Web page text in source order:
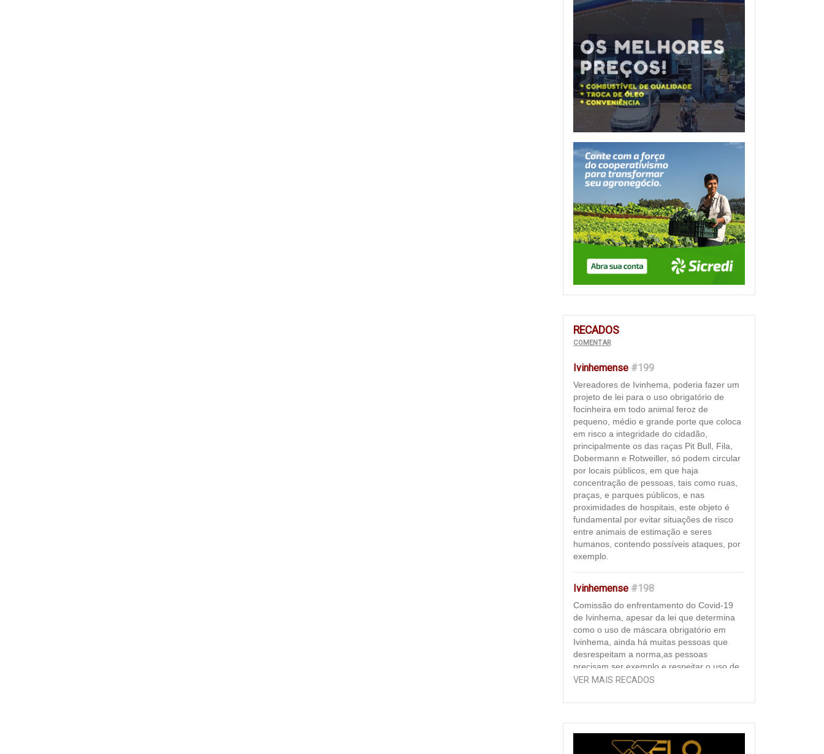
RECADOS
COMENTAR
Ivinhemense #199
Vereadores de Ivinhema, poderia fazer um
projeto de lei para o uso obrigatório de
focinheira em todo animal feroz de
pequeno, médio e grande porte que coloca
em risco a integridade do cidadão,
principalmente os das raças Pit Bull, Fila,
Dobermann e Rotweiller, só podem circular
por locais públicos, em que haja
concentração de pessoas, tais como ruas,
praças, e parques públicos, e nas
proximidades de hospitais, este objeto é
fundamental por evitar situações de risco
entre animais de estimação e seres
humanos, contendo possíveis ataques, por
exemplo.
Ivinhemense #198
Comissão do enfrentamento do Covid-19
de Ivinhema, apesar da lei que determina
como o uso de máscara obrigatório em
Ivinhema, ainda há muitas pessoas que
desrespeitam a norma,as pessoas
precisam ser exemplo e respeitar o uso de
máscara como "regra de convivência". Ao
o vírus que pode estar circulando à sua
doença e ainda não saiba.
VER MAIS RECADOS